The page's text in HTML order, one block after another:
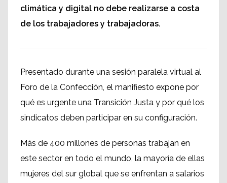
climática y digital no debe realizarse a costa
de los trabajadores y trabajadoras.
Presentado durante una sesión paralela virtual al
Foro de la Confección, el manifiesto expone por
qué es urgente una Transición Justa y por qué los
sindicatos deben participar en su configuración.
Más de 400 millones de personas trabajan en
este sector en todo el mundo, la mayoría de ellas
mujeres del sur global que se enfrentan a salarios